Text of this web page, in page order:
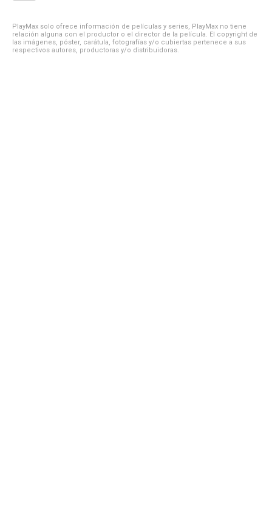
PlayMax solo ofrece información de películas y series, PlayMax no tiene
relación alguna con el productor o el director de la película. El copyright de
las imágenes, póster, carátula, fotografías y/o cubiertas pertenece a sus
respectivos autores, productoras y/o distribuidoras.